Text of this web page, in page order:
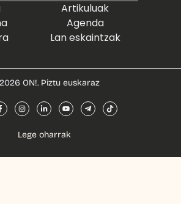
Artikuluak
Agenda
Lan eskaintzak
ON!. Piztu euskaraz
Lege oharrak